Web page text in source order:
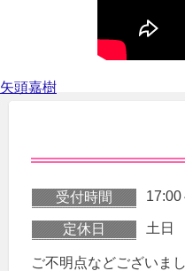
矢頭嘉樹
受付時間 17:00
定休日 土日
ご不明点などございまし